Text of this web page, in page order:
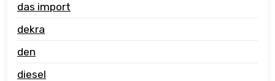
das import
dekra
den
diesel